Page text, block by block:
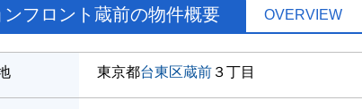
ンフロント蔵前の物件概要 OVERVIEW
東京都台東区蔵前 ３丁目